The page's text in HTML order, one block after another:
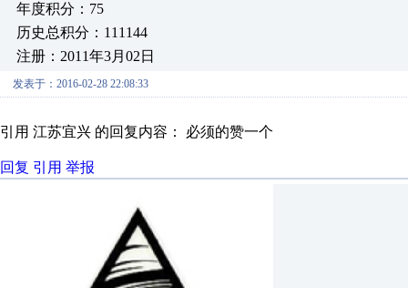
年度积分：75
历史总积分：111144
注册：2011年3月02日
发表于：2016-02-28 22:08:33
引用 江苏宜兴 的回复内容： 必须的赞一个
回复 引用 举报